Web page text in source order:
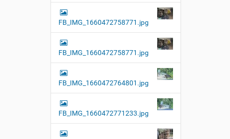
FB_IMG_1660472758771.jpg
FB_IMG_1660472758771.jpg
FB_IMG_1660472764801.jpg
FB_IMG_1660472771233.jpg